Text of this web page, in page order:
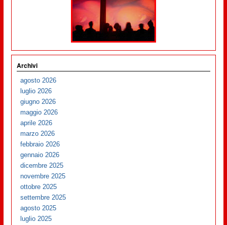
Archivi
agosto 2026
luglio 2026
giugno 2026
maggio 2026
aprile 2026
marzo 2026
febbraio 2026
gennaio 2026
dicembre 2025
novembre 2025
ottobre 2025
settembre 2025
agosto 2025
luglio 2025